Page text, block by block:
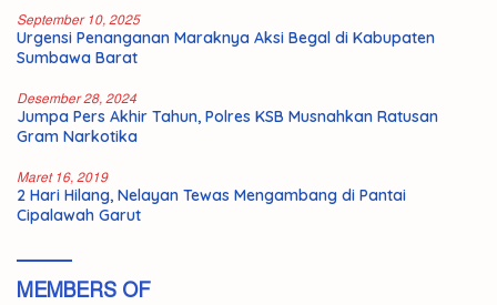
September 10, 2025
Urgensi Penanganan Maraknya Aksi Begal di Kabupaten
Sumbawa Barat
Desember 28, 2024
Jumpa Pers Akhir Tahun, Polres KSB Musnahkan Ratusan
Gram Narkotika
Maret 16, 2019
2 Hari Hilang, Nelayan Tewas Mengambang di Pantai
Cipalawah Garut
MEMBERS OF